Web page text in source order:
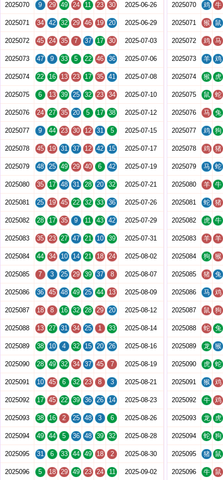
2025070 9 29 49 24 11 23 30 2025-06-26
2025071 34 42 32 29 46 19 20 2025-06-29
2025072 45 24 35 7 37 17 30 2025-07-03
2025073 47 9 33 5 22 46 36 2025-07-06
2025074 22 16 13 23 17 35 41 2025-07-08
2025075 6 13 39 25 32 23 34 2025-07-10
2025076 24 27 35 20 5 17 38 2025-07-12
2025077 9 44 23 30 12 31 5 2025-07-15
2025078 45 19 31 37 12 42 15 2025-07-17
2025079 48 25 49 29 40 6 42 2025-07-19
2025080 35 17 48 31 28 20 32 2025-07-21
2025081 25 19 45 22 32 33 36 2025-07-26
2025082 28 17 35 9 11 43 42 2025-07-29
2025083 35 23 27 47 21 10 39 2025-07-31
2025084 44 34 10 14 21 18 24 2025-08-02
2025085 7 3 25 29 39 37 8 2025-08-07
2025086 36 45 48 49 25 44 13 2025-08-09
2025087 18 8 16 32 28 29 20 2025-08-12
2025088 13 27 31 34 25 1 33 2025-08-14
2025089 38 10 4 32 15 20 26 2025-08-16
2025090 28 49 32 34 37 45 7 2025-08-19
2025091 10 45 6 32 23 8 3 2025-08-21
2025092 17 45 22 39 36 26 14 2025-08-23
2025093 38 16 2 25 48 3 6 2025-08-26
2025094 49 44 5 36 48 39 32 2025-08-28
2025095 31 6 33 44 49 18 2 2025-08-30
2025096 5 18 29 49 23 24 11 2025-09-02
2025070 鸡 牛
2025071 猴 鼠
2025072 鸡 马
2025073 羊 鸡
2025074 猴 虎
2025075 鼠 蛇
2025076 马 兔
2025077 鸡 狗
2025078 鸡 猪
2025079 马 蛇
2025080 羊 牛
2025081 蛇 猪
2025082 虎 牛
2025083 羊 羊
2025084 狗 猴
2025085 猪 兔
2025086 马 鸡
2025087 鼠 狗
2025088 蛇 兔
2025089 龙 猴
2025090 虎 蛇
2025091 猴 鸡
2025092 牛 鸡
2025093 龙 虎
2025094 蛇 狗
2025095 猪 鼠
2025096 牛 鼠